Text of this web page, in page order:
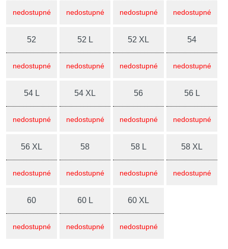
nedostupné nedostupné nedostupné nedostupné
52
nedostupné
52 L
nedostupné
52 XL
nedostupné
54
nedostupné
54 L
nedostupné
54 XL
nedostupné
56
nedostupné
56 L
nedostupné
56 XL
nedostupné
58
nedostupné
58 L
nedostupné
58 XL
nedostupné
60
nedostupné
60 L
nedostupné
60 XL
nedostupné